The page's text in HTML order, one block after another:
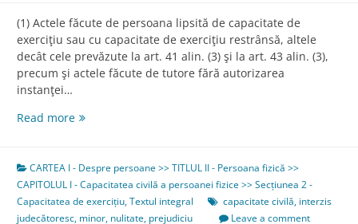
(1) Actele făcute de persoana lipsită de capacitate de
exerciţiu sau cu capacitate de exerciţiu restrânsă, altele
decât cele prevăzute la art. 41 alin. (3) şi la art. 43 alin. (3),
precum şi actele făcute de tutore fără autorizarea
instanţei…
Read moreArt.
CARTEA I - Despre persoane >> TITLUL II - Persoana fizică >>
CAPITOLUL I - Capacitatea civilă a persoanei fizice >> Secțiunea 2 -
Capacitatea de exercițiu,Textul integral capacitate civilă, interzis
judecătoresc, minor, nulitate, prejudiciu Leave a comment